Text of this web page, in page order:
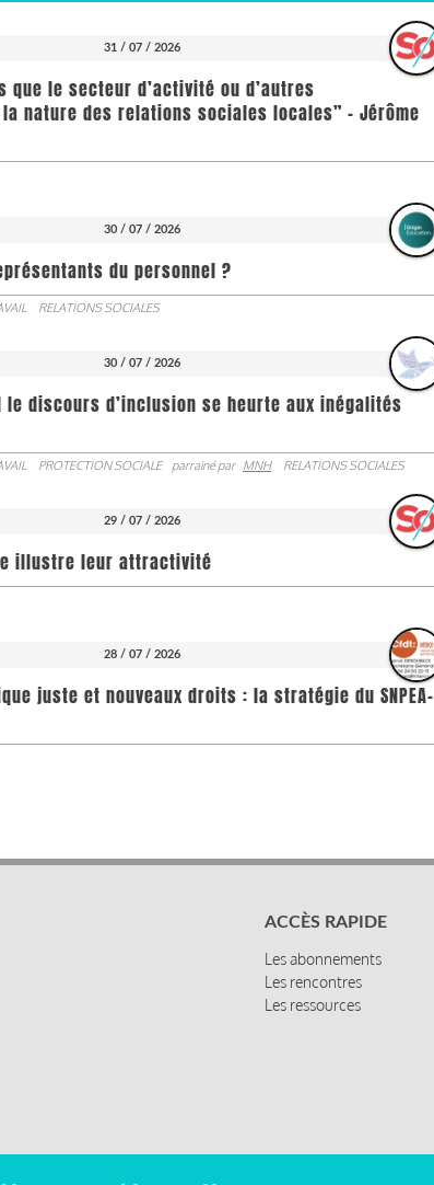
31 / 07 / 2026
que le secteur d’activité ou d’autres
nature des relations sociales locales” - Jérôme
30 / 07 / 2026
du personnel ?
RELATIONS SOCIALES
30 / 07 / 2026
le discours d’inclusion se heurte aux inégalités
PROTECTION SOCIALE parrainé par MNH RELATIONS SOCIALES
29 / 07 / 2026
illustre leur attractivité
28 / 07 / 2026
juste et nouveaux droits : la stratégie du SNPEA-
ACCÈS RAPIDE
Les abonnements
Les rencontres
Les ressources